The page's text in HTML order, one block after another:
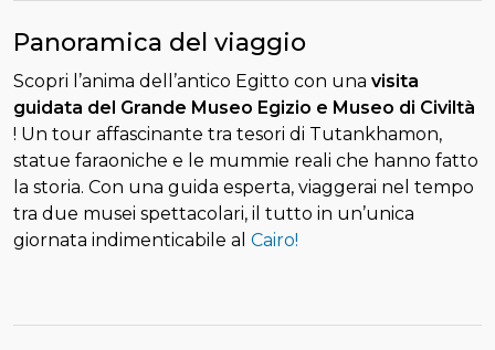
Panoramica del viaggio
Scopri l’anima dell’antico Egitto con una visita
guidata del Grande Museo Egizio e Museo di Civiltà
! Un tour affascinante tra tesori di Tutankhamon,
statue faraoniche e le mummie reali che hanno fatto
la storia. Con una guida esperta, viaggerai nel tempo
tra due musei spettacolari, il tutto in un’unica
giornata indimenticabile al Cairo!